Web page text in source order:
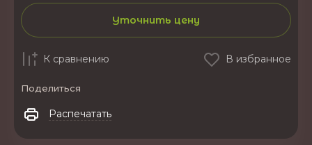
Уточнить цену
К сравнению В избранное
Поделиться
Распечатать